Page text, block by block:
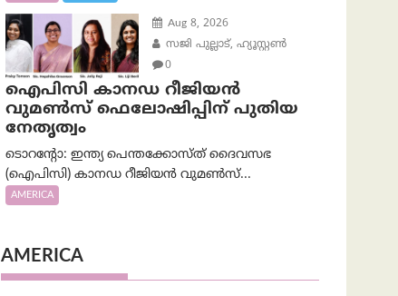
Aug 8, 2026
സജി പുല്ലാട്, ഹ്യൂസ്റ്റൺ
0
ഐപിസി കാനഡ റീജിയൻ
വുമൺസ് ഫെലോഷിപ്പിന് പുതിയ
നേതൃത്വം
ടൊറന്റോ: ഇന്ത്യ പെന്തക്കോസ്ത് ദൈവസഭ
(ഐപിസി) കാനഡ റീജിയൻ വുമൺസ്...
AMERICA
AMERICA